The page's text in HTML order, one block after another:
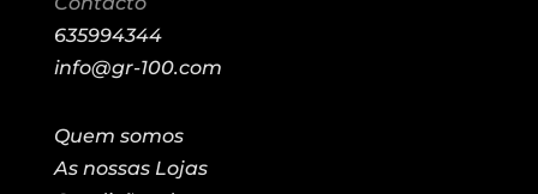
635994344
info@gr-100.com
Quem somos
As nossas Lojas